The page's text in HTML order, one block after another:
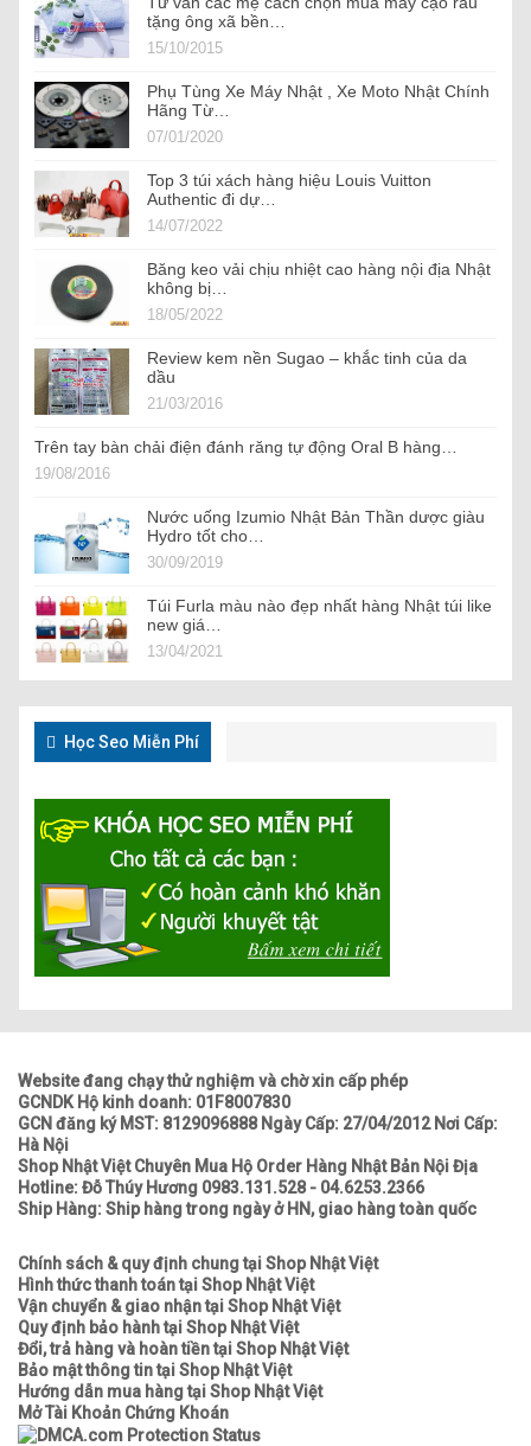
tặng ông xã bền…
15/10/2015
Phụ Tùng Xe Máy Nhật , Xe Moto Nhật Chính
Hãng Từ…
07/01/2020
Top 3 túi xách hàng hiệu Louis Vuitton
Authentic đi dự…
14/07/2022
Băng keo vải chịu nhiệt cao hàng nội địa Nhật
không bị…
18/05/2022
Review kem nền Sugao – khắc tinh của da
dầu
21/03/2016
Trên tay bàn chải điện đánh răng tự động Oral B hàng…
19/08/2016
Nước uống Izumio Nhật Bản Thần dược giàu
Hydro tốt cho…
30/09/2019
Túi Furla màu nào đẹp nhất hàng Nhật túi like
new giá…
13/04/2021
Học Seo Miễn Phí
Website đang chạy thử nghiệm và chờ xin cấp phép
GCNDK Hộ kinh doanh: 01F8007830
GCN đăng ký MST: 8129096888 Ngày Cấp: 27/04/2012 Nơi Cấp:
Hà Nội
Shop Nhật Việt Chuyên Mua Hộ Order Hàng Nhật Bản Nội Địa
Hotline: Đỗ Thúy Hương 0983.131.528 - 04.6253.2366
Ship Hàng: Ship hàng trong ngày ở HN, giao hàng toàn quốc
Chính sách & quy định chung tại Shop Nhật Việt
Hình thức thanh toán tại Shop Nhật Việt
Vận chuyển & giao nhận tại Shop Nhật Việt
Quy định bảo hành tại Shop Nhật Việt
Đổi, trả hàng và hoàn tiền tại Shop Nhật Việt
Bảo mật thông tin tại Shop Nhật Việt
Hướng dẫn mua hàng tại Shop Nhật Việt
Mở Tài Khoản Chứng Khoán